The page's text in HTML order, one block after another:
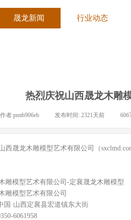
晟龙新闻 行业动态
热烈庆祝山西晟龙木雕
作者:pmtb906eb 发布时间: 2321天前
西晟龙木雕模型艺术有限公司（
雕模型艺术有限公司-定襄晟龙木雕模型
雕模型艺术有限公司
国·山西定襄县宏道镇东大街
6061958